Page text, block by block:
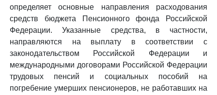
определяет основные направления расходования
средств бюджета Пенсионного фонда Российской
Федерации. Указанные средства, в частности,
направляются на выплату в соответствии с
законодательством Российской Федерации и
международными договорами Российской Федерации
трудовых пенсий и социальных пособий на
погребение умерших пенсионеров, не работавших на